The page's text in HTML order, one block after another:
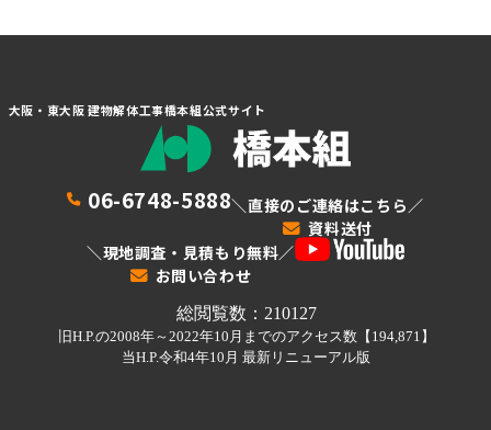
大阪・東大阪 建物解体工事橋本組公式サイト
06-6748-5888＼直接のご連絡はこちら／
資料送付
＼現地調査・見積もり無料／
お問い合わせ